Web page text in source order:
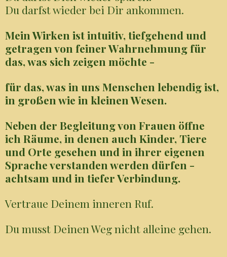
Du darfst wieder bei Dir ankommen.
Mein Wirken ist intuitiv, tiefgehend und
getragen von feiner Wahrnehmung für
das, was sich zeigen möchte -
für das, was in uns Menschen lebendig ist,
in großen wie in kleinen Wesen.
Neben der Begleitung von Frauen öffne
ich Räume, in denen auch Kinder, Tiere
und Orte gesehen und in ihrer eigenen
Sprache verstanden werden dürfen -
achtsam und in tiefer Verbindung.
Vertraue Deinem inneren Ruf.
Du musst Deinen Weg nicht alleine gehen.